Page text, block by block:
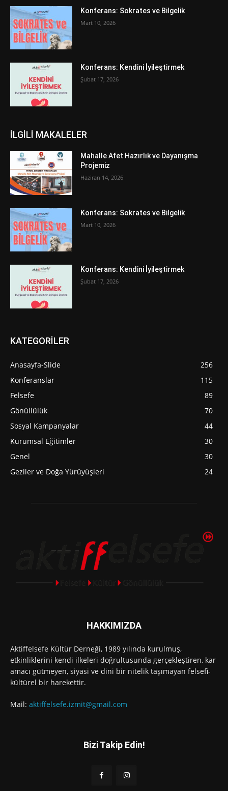
Konferans: Sokrates ve Bilgelik
Mart 10, 2026
Konferans: Kendini İyileştirmek
Şubat 17, 2026
İLGİLİ MAKALELER
Mahalle Afet Hazırlık ve Dayanışma
Projemiz
Haziran 14, 2026
Konferans: Sokrates ve Bilgelik
Mart 10, 2026
Konferans: Kendini İyileştirmek
Şubat 17, 2026
KATEGORİLER
Anasayfa-Slide
256
Konferanslar
115
Felsefe
89
Gönüllülük
70
Sosyal Kampanyalar
44
Kurumsal Eğitimler
30
Genel
30
Geziler ve Doğa Yürüyüşleri
24
HAKKIMIZDA
Aktiffelsefe Kültür Derneği, 1989 yılında kurulmuş,
etkinliklerini kendi ilkeleri doğrultusunda gerçekleştiren, kar
amacı gütmeyen, siyasi ve dini bir nitelik taşımayan felsefi-
kültürel bir harekettir.
Mail: aktiffelsefe.izmit@gmail.com
Bizi Takip Edin!